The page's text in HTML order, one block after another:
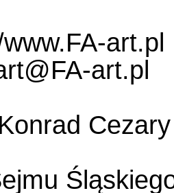
art.pl
art.pl
Konrad Cezary